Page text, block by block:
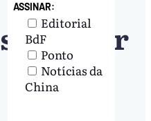
ASSINAR:
Editorial
BdF
Ponto
Notícias da
China